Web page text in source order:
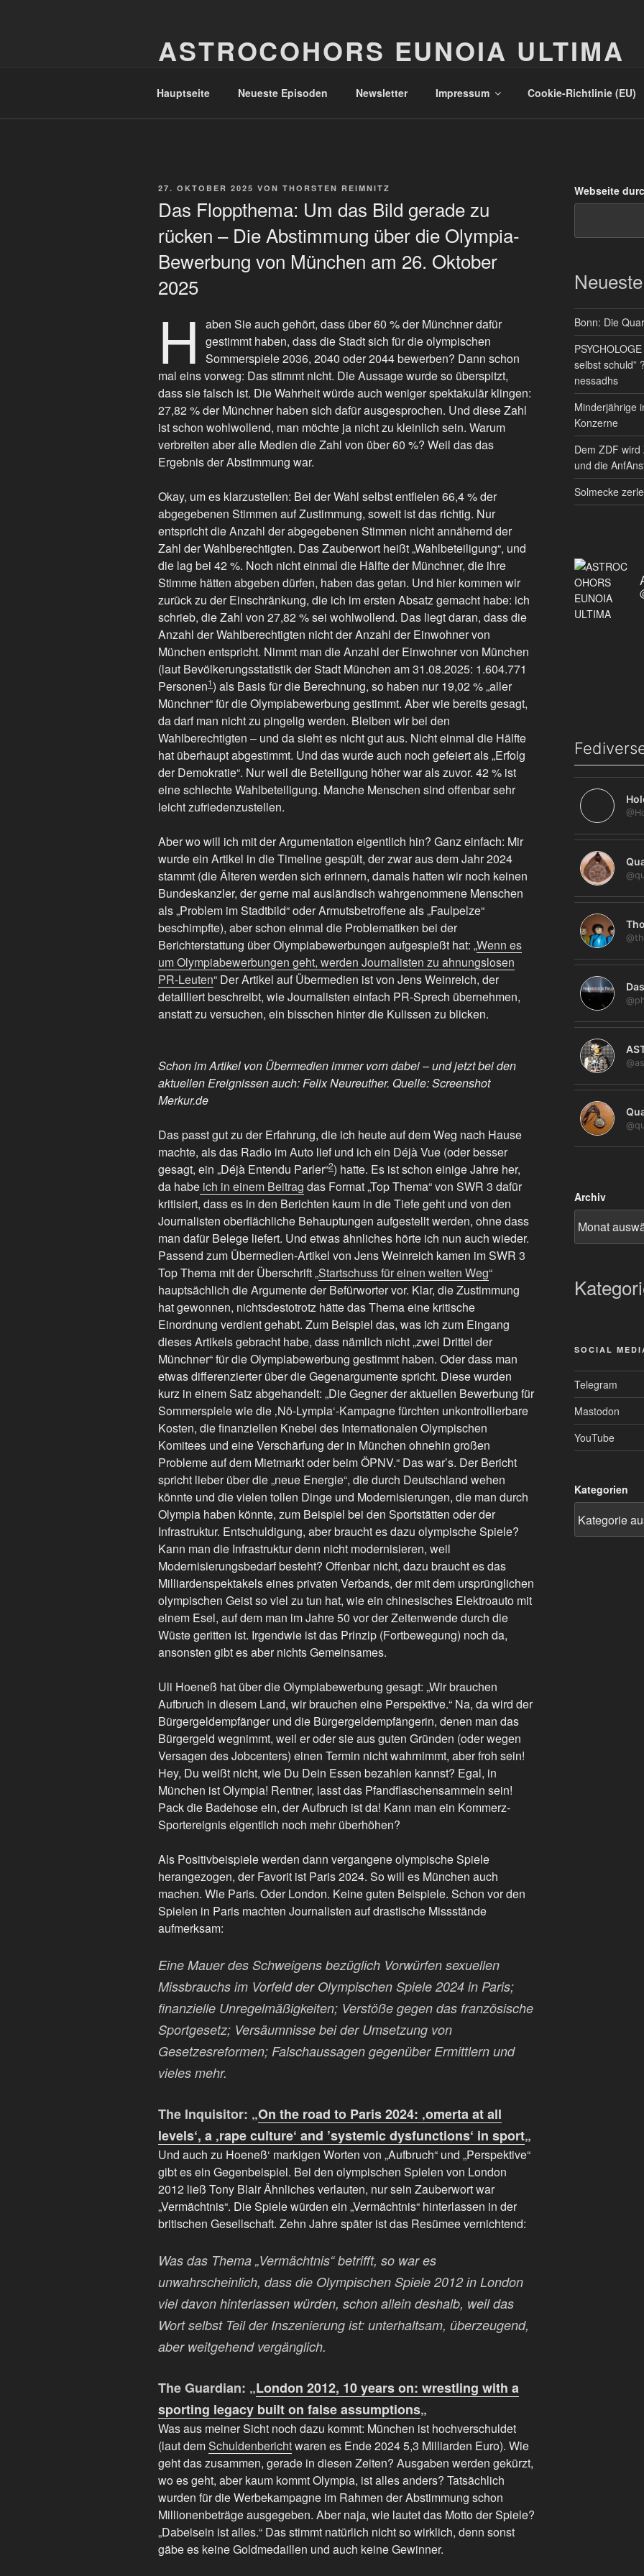
ASTROCOHORS EUNOIA ULTIMA
Hauptseite Neueste Episoden Newsletter Impressum Cookie-Richtlinie (EU)
VERÖFFENTLICHT
27. OKTOBER 2025 VON THORSTEN REIMNITZ
Das Floppthema: Um das Bild gerade zu
rücken – Die Abstimmung über die Olympia-
Bewerbung von München am 26. Oktober
2025
H
aben Sie auch gehört, dass über 60 % der Münchner dafür
gestimmt haben, dass die Stadt sich für die olympischen
Sommerspiele 2036, 2040 oder 2044 bewerben? Dann schon
mal eins vorweg: Das stimmt nicht. Die Aussage wurde so überspitzt,
dass sie falsch ist. Die Wahrheit würde auch weniger spektakulär klingen:
27,82 % der Münchner haben sich dafür ausgesprochen. Und diese Zahl
ist schon wohlwollend, man möchte ja nicht zu kleinlich sein. Warum
verbreiten aber alle Medien die Zahl von über 60 %? Weil das das
Ergebnis der Abstimmung war.
Okay, um es klarzustellen: Bei der Wahl selbst entfielen 66,4 % der
abgegebenen Stimmen auf Zustimmung, soweit ist das richtig. Nur
entspricht die Anzahl der abgegebenen Stimmen nicht annähernd der
Zahl der Wahlberechtigten. Das Zauberwort heißt „Wahlbeteiligung“, und
die lag bei 42 %. Noch nicht einmal die Hälfte der Münchner, die ihre
Stimme hätten abgeben dürfen, haben das getan. Und hier kommen wir
zurück zu der Einschränkung, die ich im ersten Absatz gemacht habe: ich
schrieb, die Zahl von 27,82 % sei wohlwollend. Das liegt daran, dass die
Anzahl der Wahlberechtigten nicht der Anzahl der Einwohner von
München entspricht. Nimmt man die Anzahl der Einwohner von München
(laut Bevölkerungsstatistik der Stadt München am 31.08.2025: 1.604.771
Personen1) als Basis für die Berechnung, so haben nur 19,02 % „aller
Münchner“ für die Olympiabewerbung gestimmt. Aber wie bereits gesagt,
da darf man nicht zu pingelig werden. Bleiben wir bei den
Wahlberechtigten – und da sieht es nicht gut aus. Nicht einmal die Hälfte
hat überhaupt abgestimmt. Und das wurde auch noch gefeiert als „Erfolg
der Demokratie“. Nur weil die Beteiligung höher war als zuvor. 42 % ist
eine schlechte Wahlbeteiligung. Manche Menschen sind offenbar sehr
leicht zufriedenzustellen.
Aber wo will ich mit der Argumentation eigentlich hin? Ganz einfach: Mir
wurde ein Artikel in die Timeline gespült, der zwar aus dem Jahr 2024
stammt (die Älteren werden sich erinnern, damals hatten wir noch keinen
Bundeskanzler, der gerne mal ausländisch wahrgenommene Menschen
als „Problem im Stadtbild“ oder Armutsbetroffene als „Faulpelze“
beschimpfte), aber schon einmal die Problematiken bei der
Berichterstattung über Olympiabewerbungen aufgespießt hat: „Wenn es
um Olympiabewerbungen geht, werden Journalisten zu ahnungslosen
PR-Leuten“ Der Artikel auf Übermedien ist von Jens Weinreich, der
detailliert beschreibt, wie Journalisten einfach PR-Sprech übernehmen,
anstatt zu versuchen, ein bisschen hinter die Kulissen zu blicken.
Schon im Artikel von Übermedien immer vorn dabei – und jetzt bei den
aktuellen Ereignissen auch: Felix Neureuther. Quelle: Screenshot
Merkur.de
Das passt gut zu der Erfahrung, die ich heute auf dem Weg nach Hause
machte, als das Radio im Auto lief und ich ein Déjà Vue (oder besser
gesagt, ein „Déjà Entendu Parler“2) hatte. Es ist schon einige Jahre her,
da habe ich in einem Beitrag das Format „Top Thema“ von SWR 3 dafür
kritisiert, dass es in den Berichten kaum in die Tiefe geht und von den
Journalisten oberflächliche Behauptungen aufgestellt werden, ohne dass
man dafür Belege liefert. Und etwas ähnliches hörte ich nun auch wieder.
Passend zum Übermedien-Artikel von Jens Weinreich kamen im SWR 3
Top Thema mit der Überschrift „Startschuss für einen weiten Weg“
hauptsächlich die Argumente der Befürworter vor. Klar, die Zustimmung
hat gewonnen, nichtsdestotrotz hätte das Thema eine kritische
Einordnung verdient gehabt. Zum Beispiel das, was ich zum Eingang
dieses Artikels gebracht habe, dass nämlich nicht „zwei Drittel der
Münchner“ für die Olympiabewerbung gestimmt haben. Oder dass man
etwas differenzierter über die Gegenargumente spricht. Diese wurden
kurz in einem Satz abgehandelt: „Die Gegner der aktuellen Bewerbung für
Sommerspiele wie die ‚Nö-Lympia‘-Kampagne fürchten unkontrollierbare
Kosten, die finanziellen Knebel des Internationalen Olympischen
Komitees und eine Verschärfung der in München ohnehin großen
Probleme auf dem Mietmarkt oder beim ÖPNV.“ Das war’s. Der Bericht
spricht lieber über die „neue Energie“, die durch Deutschland wehen
könnte und die vielen tollen Dinge und Modernisierungen, die man durch
Olympia haben könnte, zum Beispiel bei den Sportstätten oder der
Infrastruktur. Entschuldigung, aber braucht es dazu olympische Spiele?
Kann man die Infrastruktur denn nicht modernisieren, weil
Modernisierungsbedarf besteht? Offenbar nicht, dazu braucht es das
Milliardenspektakels eines privaten Verbands, der mit dem ursprünglichen
olympischen Geist so viel zu tun hat, wie ein chinesisches Elektroauto mit
einem Esel, auf dem man im Jahre 50 vor der Zeitenwende durch die
Wüste geritten ist. Irgendwie ist das Prinzip (Fortbewegung) noch da,
ansonsten gibt es aber nichts Gemeinsames.
Uli Hoeneß hat über die Olympiabewerbung gesagt: „Wir brauchen
Aufbruch in diesem Land, wir brauchen eine Perspektive.“ Na, da wird der
Bürgergeldempfänger und die Bürgergeldempfängerin, denen man das
Bürgergeld wegnimmt, weil er oder sie aus guten Gründen (oder wegen
Versagen des Jobcenters) einen Termin nicht wahrnimmt, aber froh sein!
Hey, Du weißt nicht, wie Du Dein Essen bezahlen kannst? Egal, in
München ist Olympia! Rentner, lasst das Pfandflaschensammeln sein!
Pack die Badehose ein, der Aufbruch ist da! Kann man ein Kommerz-
Sportereignis eigentlich noch mehr überhöhen?
Als Positivbeispiele werden dann vergangene olympische Spiele
herangezogen, der Favorit ist Paris 2024. So will es München auch
machen. Wie Paris. Oder London. Keine guten Beispiele. Schon vor den
Spielen in Paris machten Journalisten auf drastische Missstände
aufmerksam:
Eine Mauer des Schweigens bezüglich Vorwürfen sexuellen
Missbrauchs im Vorfeld der Olympischen Spiele 2024 in Paris;
finanzielle Unregelmäßigkeiten; Verstöße gegen das französische
Sportgesetz; Versäumnisse bei der Umsetzung von
Gesetzesreformen; Falschaussagen gegenüber Ermittlern und
vieles mehr.
The Inquisitor: „On the road to Paris 2024: ‚omerta at all
levels‘, a ‚rape culture‘ and ’systemic dysfunctions‘ in sport„
Und auch zu Hoeneß‘ markigen Worten von „Aufbruch“ und „Perspektive“
gibt es ein Gegenbeispiel. Bei den olympischen Spielen von London
2012 ließ Tony Blair Ähnliches verlauten, nur sein Zauberwort war
„Vermächtnis“. Die Spiele würden ein „Vermächtnis“ hinterlassen in der
britischen Gesellschaft. Zehn Jahre später ist das Resümee vernichtend:
Was das Thema „Vermächtnis“ betrifft, so war es
unwahrscheinlich, dass die Olympischen Spiele 2012 in London
viel davon hinterlassen würden, schon allein deshalb, weil das
Wort selbst Teil der Inszenierung ist: unterhaltsam, überzeugend,
aber weitgehend vergänglich.
The Guardian: „London 2012, 10 years on: wrestling with a
sporting legacy built on false assumptions„
Was aus meiner Sicht noch dazu kommt: München ist hochverschuldet
(laut demSchuldenberichtwaren es Ende 2024 5,3 Milliarden Euro). Wie
geht das zusammen, gerade in diesen Zeiten? Ausgaben werden gekürzt,
wo es geht, aber kaum kommt Olympia, ist alles anders? Tatsächlich
wurden für die Werbekampagne im Rahmen der Abstimmung schon
Millionenbeträge ausgegeben. Aber naja, wie lautet das Motto der Spiele?
„Dabeisein ist alles.“ Das stimmt natürlich nicht so wirklich, denn sonst
gäbe es keine Goldmedaillen und auch keine Gewinner.
Webseite
Bonn: Die
selbst schuld”
nessadhs
Minderjährige
Konzerne
Dem ZDF
und die
Solmecke
Archiv
SOCIAL
Telegram
Mastodon
YouTube
Kategorien